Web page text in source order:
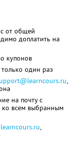
от общей
доплатить на
купонов
один раз
,
на почту с
ко всем выбранным
,